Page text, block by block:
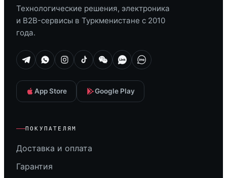
Технологические решения, электроника
и B2B-сервисы в Туркменистане с 2010
года.
App Store Google Play
ПОКУПАТЕЛЯМ
Доставка и оплата
Гарантия